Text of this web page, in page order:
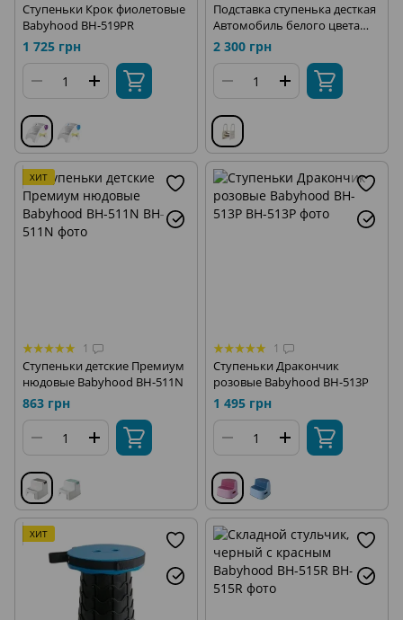
Ступеньки Крок фиолетовые
Babyhood BH-519PR
1 725 грн
Подставка ступенька десткая
Автомобиль белого цвета
Babyhood BP-111
2 300 грн
ХИТ
1
Ступеньки детские Премиум
нюдовые Babyhood BH-511N
863 грн
1
Ступеньки Дракончик
розовые Babyhood BH-513P
1 495 грн
ХИТ